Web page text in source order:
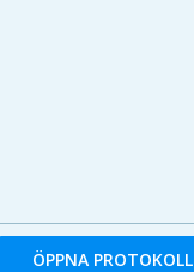
ÖPPNA PROTOKOLL